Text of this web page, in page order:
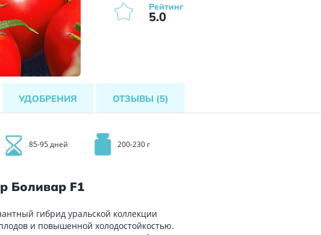
Рейтинг
5.0
УДОБРЕНИЯ ОТЗЫВЫ (5)
85-95 дней 200-230 г
Боливар F1
гибрид уральской коллекции
и повышенной холодостойкостью.